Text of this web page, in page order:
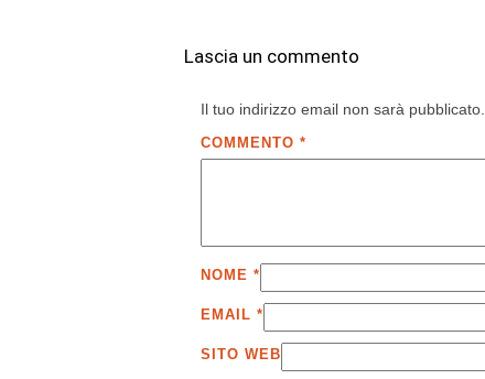
Lascia un commento
Il tuo indirizzo email non sarà pubblicato.
COMMENTO *
NOME *
EMAIL *
SITO WEB